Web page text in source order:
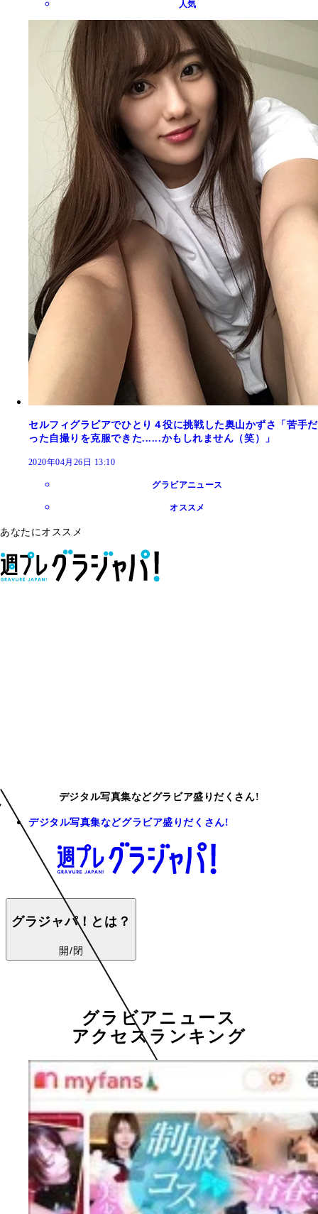
人気
セルフィグラビアでひとり４役に挑戦した奥山かずさ「苦手だ
った自撮りを克服できた......かもしれません（笑）」
2020年04月26日 13:10
グラビアニュース
オススメ
あなたにオススメ
デジタル写真集などグラビア盛りだくさん!
デジタル写真集などグラビア盛りだくさん!
グラジャパ！とは？
開/閉
グラビアニュース
アクセスランキング